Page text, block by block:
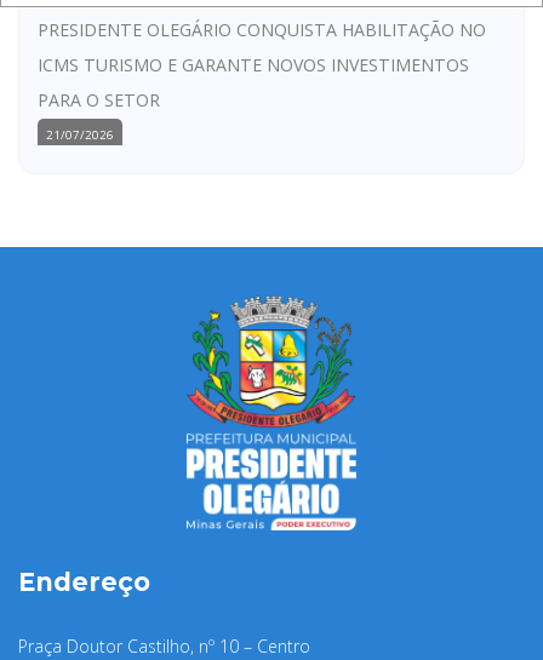
PRESIDENTE OLEGÁRIO CONQUISTA HABILITAÇÃO NO
ICMS TURISMO E GARANTE NOVOS INVESTIMENTOS
PARA O SETOR
21/07/2026
Endereço
Praça Doutor Castilho, nº 10 – Centro